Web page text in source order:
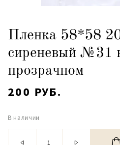
Пленка 58*58
сиреневый №31
прозрачном
200 РУБ.
В наличии